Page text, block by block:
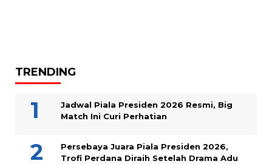
TRENDING
Jadwal Piala Presiden 2026 Resmi, Big
Match Ini Curi Perhatian
Persebaya Juara Piala Presiden 2026,
Trofi Perdana Diraih Setelah Drama Adu